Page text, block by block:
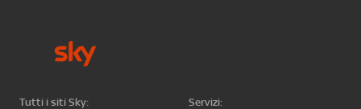
Tutti i siti Sky:
Servizi: